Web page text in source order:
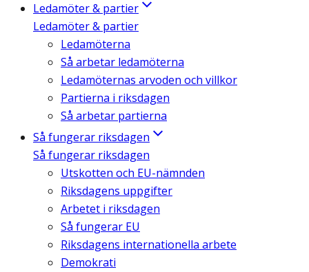
Ledamöter & partier
Ledamöter & partier
Ledamöterna
Så arbetar ledamöterna
Ledamöternas arvoden och villkor
Partierna i riksdagen
Så arbetar partierna
Så fungerar riksdagen
Så fungerar riksdagen
Utskotten och EU-nämnden
Riksdagens uppgifter
Arbetet i riksdagen
Så fungerar EU
Riksdagens internationella arbete
Demokrati